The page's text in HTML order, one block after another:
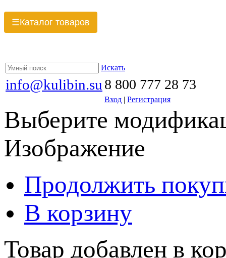
☰Каталог товаров
Искать
info@kulibin.su 8 800 777 28 73
Вход | Регистрация
Выберите
Изображение
Продолжить
В корзину
Товар добавлен в